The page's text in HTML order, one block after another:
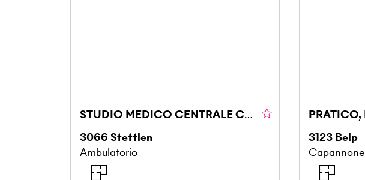
STUDIO MEDICO CENTRALE CON FASCINO
3066 Stettlen
Ambulatorio
3123 Belp
Capannone